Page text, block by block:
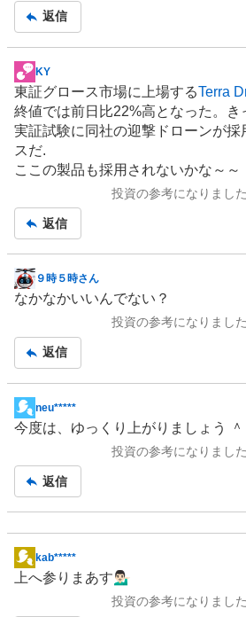
返信
掲
示
板
記
事
KY
東証グロース市場に上場するTerra
終値では前日比22%高となった。
実証試験に同社の迎撃 ドローンが採
スだ.
ここの製品も採用されないかな～～
投資の参考になりまし
返信
掲
示
事
９時５時さん
なかなかいいんでない？
投資の参考になりまし
返信
掲
示
事
neu*****
今度は、ゆっくり上がりましょう ＾
投資の参考になりまし
返信
掲
示
kab*****
上へ参りまあす💁🏻‍♂️
投資の参考になりまし